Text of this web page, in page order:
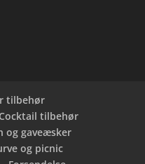
tilbehør
Cocktail tilbehør
og gaveæsker
og picnic